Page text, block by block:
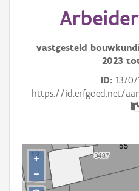
Aanduidingsobject
Thema
Persoon of collectief
Downloads
vastgesteld
2023
ID
https://id.erfgoed.net/
+
−